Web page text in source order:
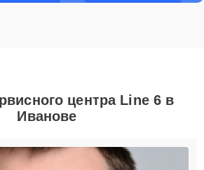
центра Line 6 в
Иванове